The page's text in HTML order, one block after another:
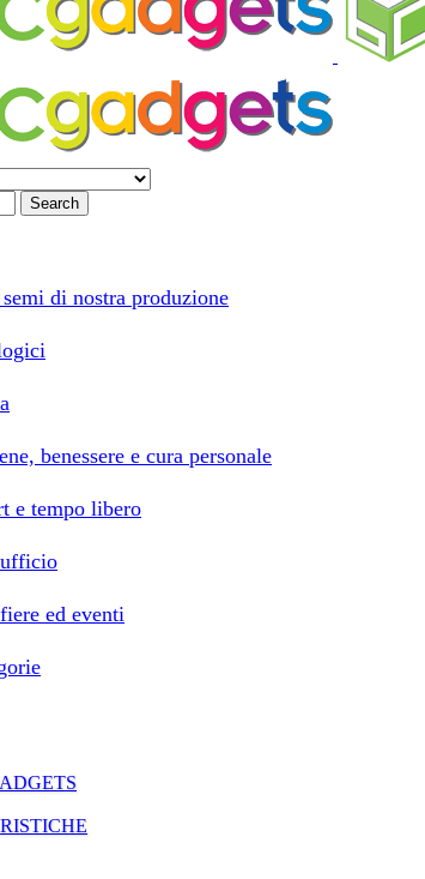
di nostra produzione
benessere e cura personale
e tempo libero
ufficio
ed eventi